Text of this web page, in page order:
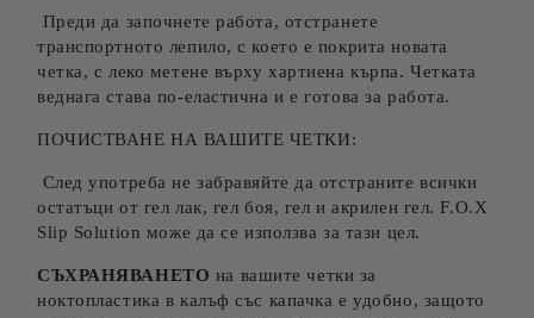
Преди да започнете работа, отстранете
транспортното лепило, с което е покрита новата
четка, с леко метене върху хартиена кърпа. Четката
веднага става по-еластична и е готова за работа.
ПОЧИСТВАНЕ НА ВАШИТЕ ЧЕТКИ:
След употреба не забравяйте да отстраните всички
остатъци от гел лак, гел боя, гел и акрилен гел. F.O.X
Slip Solution може да се използва за тази цел.
СЪХРАНЯВАНЕТО на вашите четки за
ноктопластика в калъф със капачка е удобно, защото